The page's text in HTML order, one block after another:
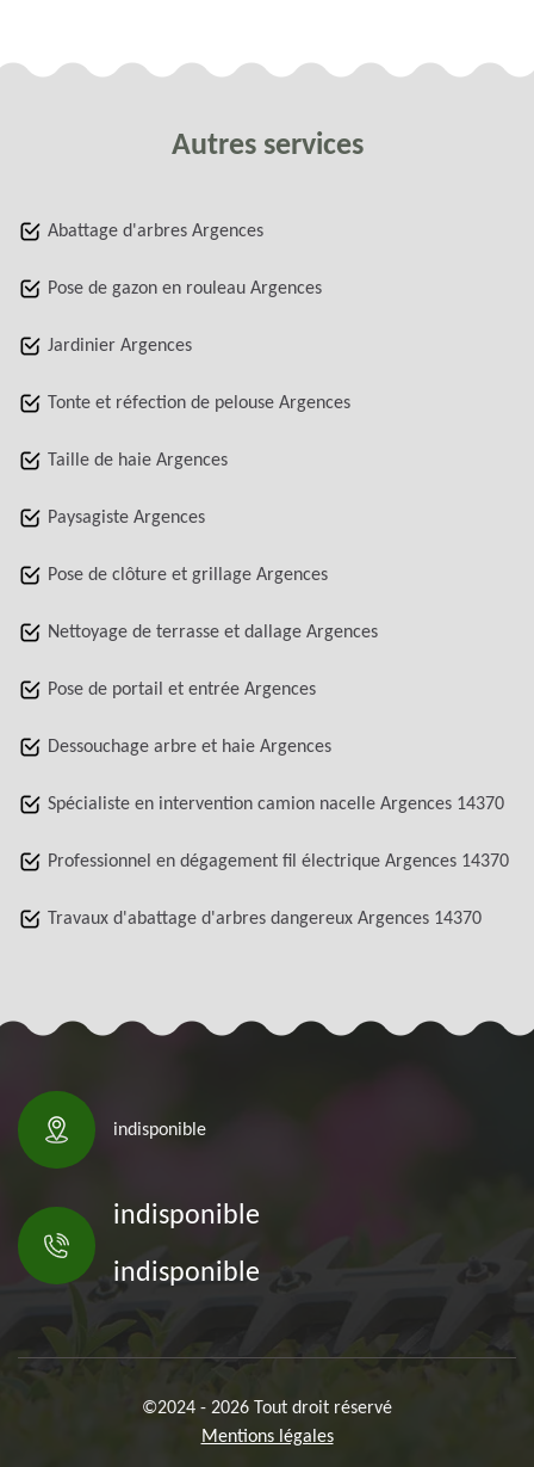
Autres services
Abattage d'arbres Argences
Pose de gazon en rouleau Argences
Jardinier Argences
Tonte et réfection de pelouse Argences
Taille de haie Argences
Paysagiste Argences
Pose de clôture et grillage Argences
Nettoyage de terrasse et dallage Argences
Pose de portail et entrée Argences
Dessouchage arbre et haie Argences
Spécialiste en intervention camion nacelle Argences 14370
Professionnel en dégagement fil électrique Argences 14370
Travaux d'abattage d'arbres dangereux Argences 14370
indisponible
indisponible
indisponible
©2024 - 2026 Tout droit réservé
Mentions légales